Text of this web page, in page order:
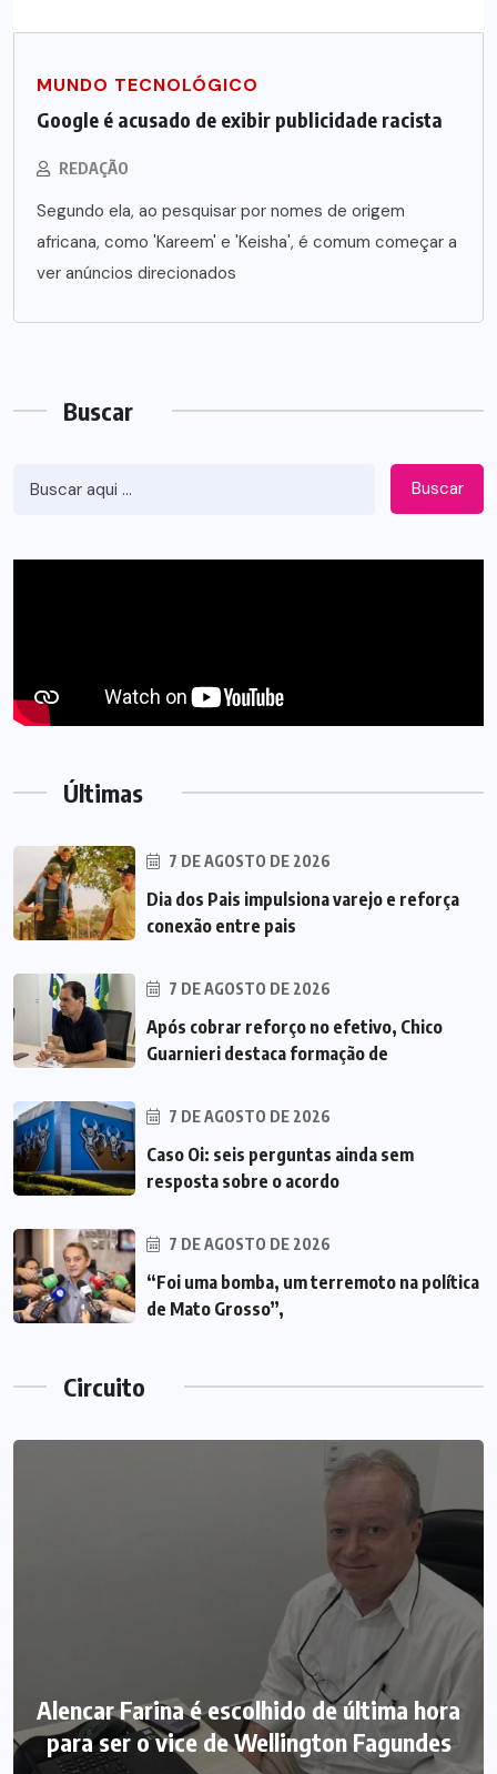
MUNDO TECNOLÓGICO
Google é acusado de exibir publicidade racista
REDAÇÃO
Segundo ela, ao pesquisar por nomes de origem
africana, como 'Kareem' e 'Keisha', é comum começar a
ver anúncios direcionados
Buscar
Buscar
Últimas
7 DE AGOSTO DE 2026
Dia dos Pais impulsiona varejo e reforça
conexão entre pais
7 DE AGOSTO DE 2026
Após cobrar reforço no efetivo, Chico
Guarnieri destaca formação de
7 DE AGOSTO DE 2026
Caso Oi: seis perguntas ainda sem
resposta sobre o acordo
7 DE AGOSTO DE 2026
“Foi uma bomba, um terremoto na política
de Mato Grosso”,
Circuito
Alencar Farina é escolhido de última hora
para ser o vice de Wellington Fagundes